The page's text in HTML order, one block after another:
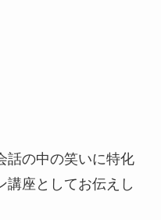
話の中の笑いに特化
講座としてお伝えし